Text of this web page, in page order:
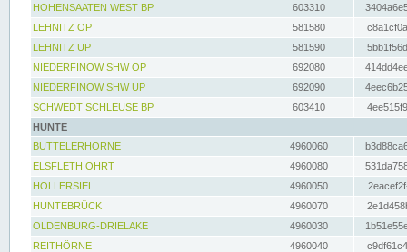
HOHENSAATEN WEST BP
603310
LEHNITZ OP
581580
LEHNITZ UP
581590
NIEDERFINOW SHW OP
692080
NIEDERFINOW SHW UP
692090
SCHWEDT SCHLEUSE BP
603410
HUNTE
BUTTELERHÖRNE
4960060
ELSFLETH OHRT
4960080
HOLLERSIEL
4960050
HUNTEBRÜCK
4960070
OLDENBURG-DRIELAKE
4960030
REITHÖRNE
4960040